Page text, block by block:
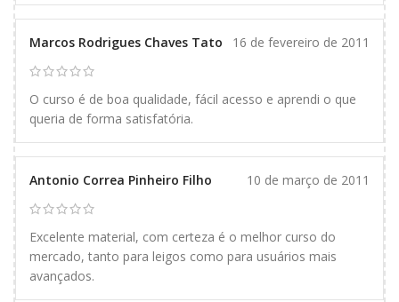
Marcos Rodrigues Chaves Tato 16 de fevereiro de 2011
O curso é de boa qualidade, fácil acesso e aprendi o que
queria de forma satisfatória.
Antonio Correa Pinheiro Filho 10 de março de 2011
Excelente material, com certeza é o melhor curso do
mercado, tanto para leigos como para usuários mais
avançados.